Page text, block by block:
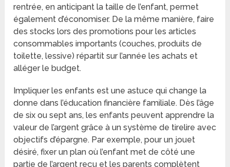
rentrée, en anticipant la taille de l’enfant, permet
également d’économiser. De la même manière, faire
des stocks lors des promotions pour les articles
consommables importants (couches, produits de
toilette, lessive) répartit sur l’année les achats et
alléger le budget.
Impliquer les enfants est une astuce qui change la
donne dans l’éducation financière familiale. Dès l’âge
de six ou sept ans, les enfants peuvent apprendre la
valeur de l’argent grâce à un système de tirelire avec
objectifs d’épargne. Par exemple, pour un jouet
désiré, fixer un plan où l’enfant met de côté une
partie de l’argent reçu et les parents complètent